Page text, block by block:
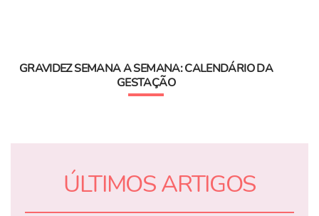
GRAVIDEZ SEMANA A SEMANA: CALENDÁRIO DA
GESTAÇÃO
ÚLTIMOS ARTIGOS